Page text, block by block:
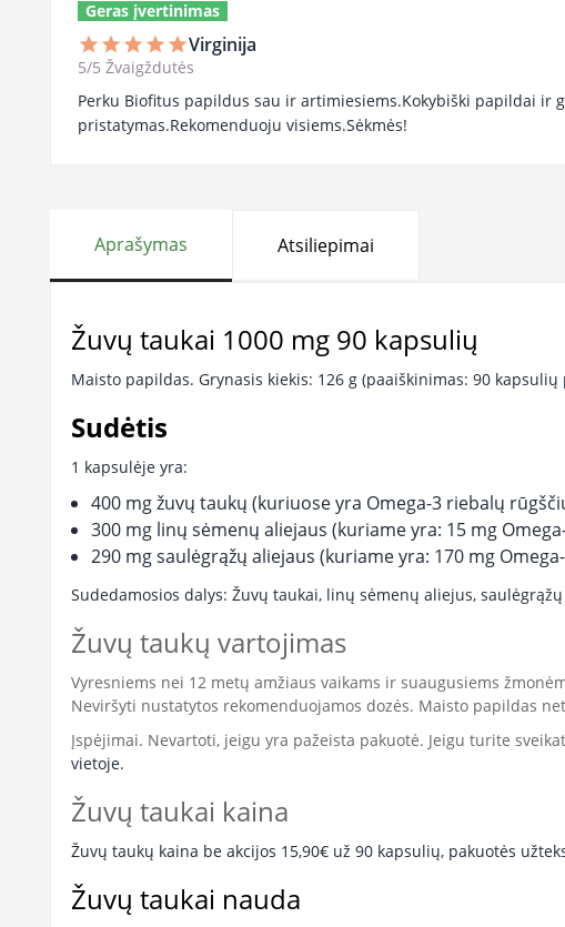
Geras įvertinimas
star star star star starVirginija
5/5 Žvaigždutės
Perku Biofitus papildus sau ir artimiesiems.Kokybiški papildai ir
pristatymas.Rekomenduoju visiems.Sėkmės!
Aprašymas Atsiliepimai
Žuvų taukai 1000 mg 90 kapsulių
Maisto papildas. Grynasis kiekis: 126 g (paaiškinimas: 90 kapsulių
Sudėtis
1 kapsulėje yra:
400 mg žuvų taukų (kuriuose yra Omega-3 riebalų
300 mg linų sėmenų aliejaus (kuriame yra: 15 mg
290 mg saulėgrąžų aliejaus (kuriame yra: 170 mg
Sudedamosios dalys: Žuvų taukai, linų sėmenų aliejus,
Žuvų taukų vartojimas
Vyresniems nei 12 metų amžiaus vaikams ir suaugusiems
Neviršyti nustatytos rekomenduojamos dozės. Maisto papildas
Įspėjimai. Nevartoti, jeigu yra pažeista pakuotė. Jeigu turite
vietoje.
Žuvų taukai kaina
Žuvų taukų kaina be akcijos 15,90€ už 90 kapsulių, pakuotės
Žuvų taukai nauda